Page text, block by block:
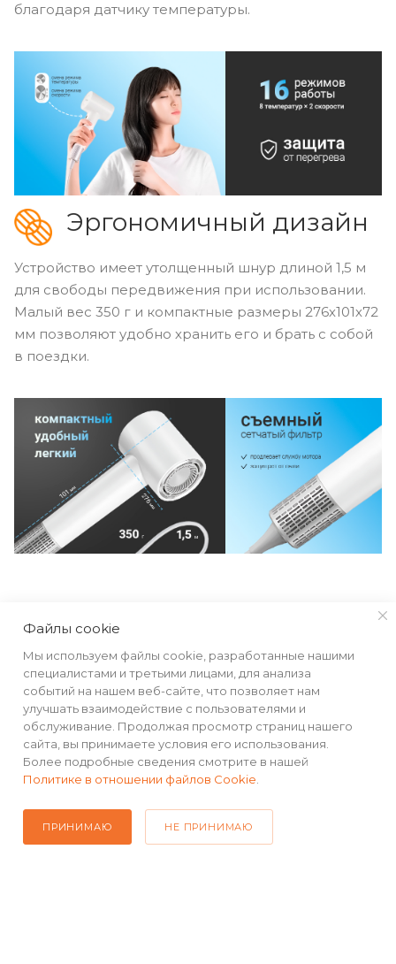
благодаря датчику температуры.
Эргономичный дизайн
Устройство имеет утолщенный шнур длиной 1,5 м
для свободы передвижения при использовании.
Малый вес 350 г и компактные размеры 276х101х72
мм позволяют удобно хранить его и брать с собой
в поездки.
КАТАЛОГ
РЕКВИЗИТЫ
ПОМОЩЬ
Файлы cookie
Мы используем файлы cookie, разработанные нашими
специалистами и третьими лицами, для анализа
событий на нашем веб-сайте, что позволяет нам
улучшать взаимодействие с пользователями и
обслуживание. Продолжая просмотр страниц нашего
сайта, вы принимаете условия его использования.
Более подробные сведения смотрите в нашей
Политике в отношении файлов Cookie
ПРИНИМАЮ НЕ ПРИНИМАЮ